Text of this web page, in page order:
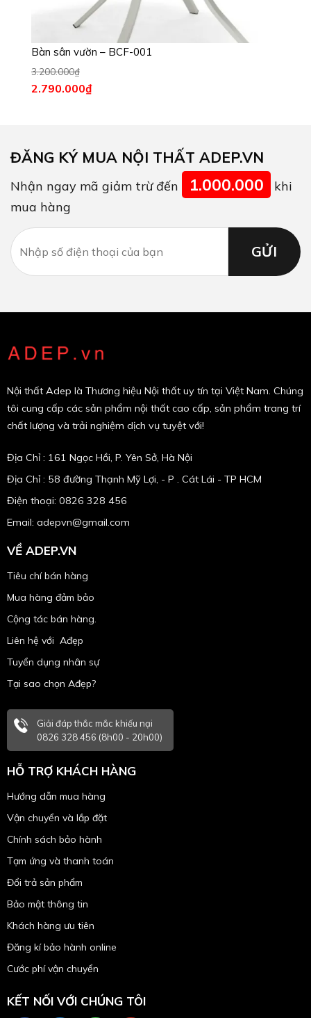
Bàn sân vườn – BCF-001
3.200.000₫
2.790.000₫
ĐĂNG KÝ MUA NỘI THẤT ADEP.VN
Nhận ngay mã giảm trừ đến 1.000.000
khi
mua hàng
Nội thất Adep là Thương hiệu Nội thất uy tín tại Việt Nam. Chúng
tôi cung cấp các sản phẩm nội thất cao cấp, sản phẩm trang trí
chất lượng và trải nghiệm dịch vụ tuyệt với!
Địa Chỉ : 161 Ngọc Hồi, P. Yên Sở, Hà Nội
Địa Chỉ : 58 đường Thạnh Mỹ Lợi, - P . Cát Lái - TP HCM
Điện thoại: 0826 328 456
Email: adepvn@gmail.com
VỀ ADEP.VN
Tiêu chí bán hàng
Mua hàng đảm bảo
Cộng tác bán hàng.
Liên hệ với Ađẹp
Tuyển dụng nhân sự
Tại sao chọn Ađẹp?
Giải đáp thắc mắc khiếu nại
0826 328 456 (8h00 - 20h00)
HỖ TRỢ KHÁCH HÀNG
Hướng dẫn mua hàng
Vận chuyển và lắp đặt
Chính sách bảo hành
Tạm ứng và thanh toán
Đổi trả sản phẩm
Bảo mật thông tin
Khách hàng ưu tiên
Đăng kí bảo hành online
Cước phí vận chuyển
KẾT NỐI VỚI CHÚNG TÔI